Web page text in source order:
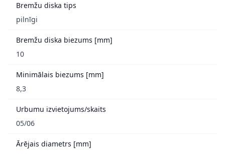
Bremžu diska tips
pilnīgi
Bremžu diska biezums [mm]
10
Minimālais biezums [mm]
8,3
Urbumu izvietojums/skaits
05/06
Ārējais diametrs [mm]